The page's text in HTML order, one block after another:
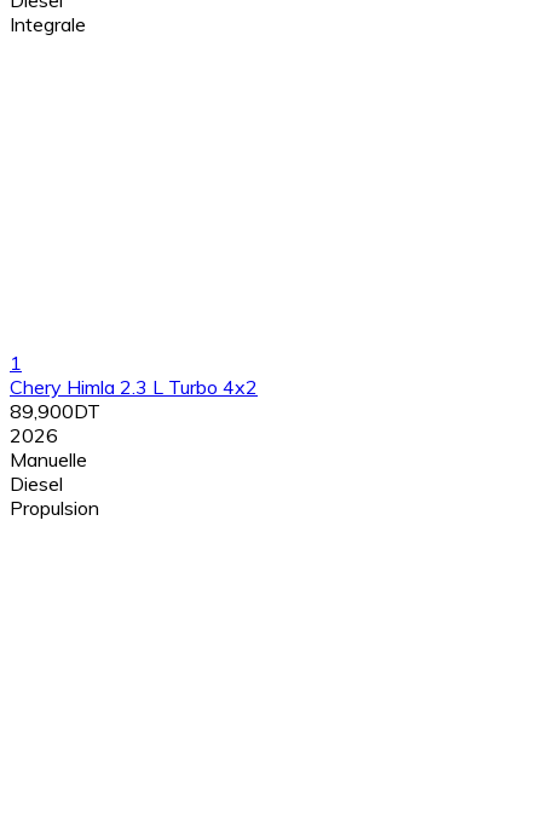
Integrale
1
Chery Himla 2.3 L Turbo 4x2
89,900DT
2026
Manuelle
Diesel
Propulsion